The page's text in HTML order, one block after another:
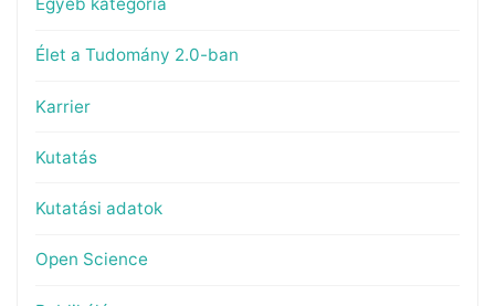
Élet a Tudomány 2.0-ban
Karrier
Kutatás
Kutatási adatok
Open Science